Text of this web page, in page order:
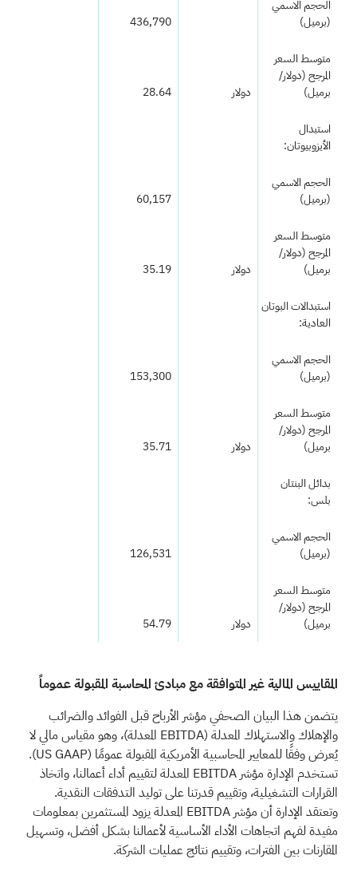
الحجم الاسمي
(برميل)
436,790
متوسط السعر
المرجح (دولار/
برميل)
دولار 28.64
استبدال
الأيزوبيوتان:
الحجم الاسمي
(برميل)
60,157
متوسط السعر
المرجح (دولار/
برميل)
دولار 35.19
استبدالات البوتان
العادية:
الحجم الاسمي
(برميل)
153,300
متوسط السعر
المرجح (دولار/
برميل)
دولار 35.71
بدائل البنتان
بلس:
الحجم الاسمي
(برميل)
126,531
متوسط السعر
المرجح (دولار/
برميل)
دولار 54.79
المقاييس المالية غير المتوافقة مع مبادئ المحاسبة المقبولة عموماً
يتضمن هذا البيان الصحفي مؤشر الأرباح قبل الفوائد والضرائب
والإهلاك والاستهلاك المعدلة (EBITDA المعدلة)، وهو مقياس مالي لا
يُعرض وفقًا للمعايير المحاسبية الأمريكية المقبولة عمومًا (US GAAP)
.
تستخدم الإدارة مؤشر EBITDA المعدلة لتقييم أداء أعمالنا، واتخاذ
القرارات التشغيلية، وتقييم قدرتنا على توليد التدفقات النقدية.
وتعتقد الإدارة أن مؤشر EBITDA المعدلة يزود المستثمرين بمعلومات
مفيدة لفهم اتجاهات الأداء الأساسية لأعمالنا بشكل أفضل، وتسهيل
المقارنات بين الفترات، وتقييم نتائج عمليات الشركة.